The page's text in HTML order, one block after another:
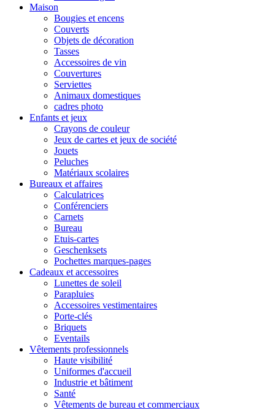
Maison
Bougies et encens
Couverts
Objets de décoration
Tasses
Accessoires de vin
Couvertures
Serviettes
Animaux domestiques
cadres photo
Enfants et jeux
Crayons de couleur
Jeux de cartes et jeux de société
Jouets
Peluches
Matériaux scolaires
Bureaux et affaires
Calculatrices
Conférenciers
Carnets
Bureau
Etuis-cartes
Geschenksets
Pochettes marques-pages
Cadeaux et accessoires
Lunettes de soleil
Parapluies
Accessoires vestimentaires
Porte-clés
Briquets
Eventails
Vêtements professionnels
Haute visibilité
Uniformes d'accueil
Industrie et bâtiment
Santé
Vêtements de bureau et commerciaux